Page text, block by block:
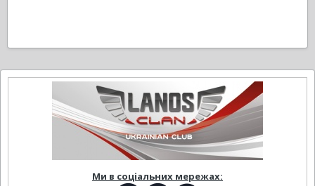
Ми в соціальних мережах: